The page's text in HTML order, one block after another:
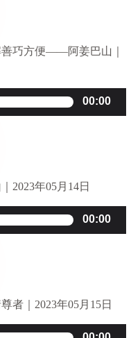
巧方便——阿姜巴山｜
00:00
2023年05月14日
00:00
者｜2023年05月15日